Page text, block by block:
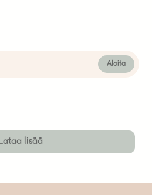
Aloita
Lataa lisää